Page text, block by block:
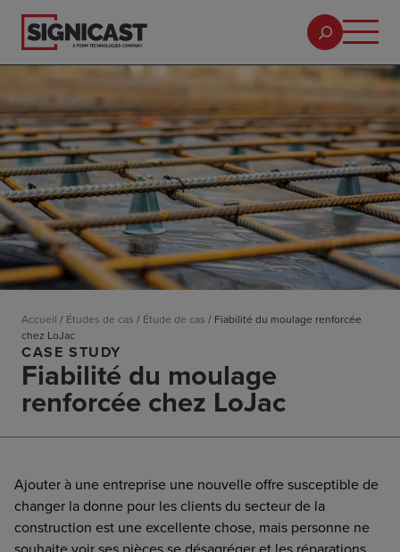
Accueil / Études de cas / Étude de cas / Fiabilité du moulage renforcée
chez LoJac
CASE STUDY
Fiabilité du moulage
renforcée chez LoJac
Ajouter à une entreprise une nouvelle offre susceptible de
changer la donne pour les clients du secteur de la
construction est une excellente chose, mais personne ne